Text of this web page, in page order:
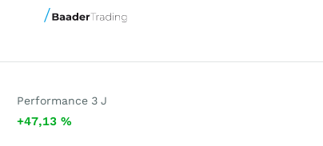
Performance 3 J
+47,13 %